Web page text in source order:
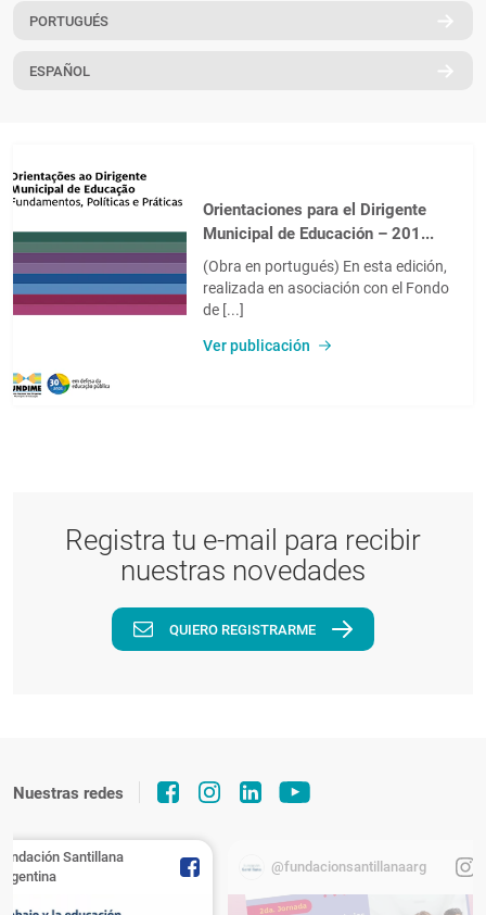
PT
PORTUGUÉS
ESPAÑOL
Orientaciones para el Dirigente
Municipal de Educación – 201...
(Obra en portugués) En esta edición,
realizada en asociación con el Fondo
de [...]
Ver publicación
Registra tu e-mail para recibir
nuestras novedades
QUIERO REGISTRARME
Nuestras redes
Santillana
@fundacionsantillanaarg